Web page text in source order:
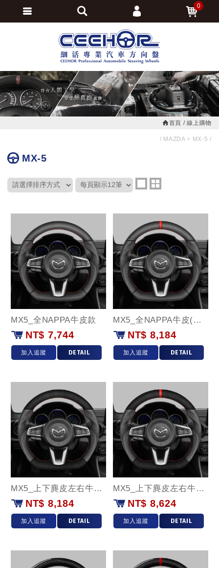
首頁 線上購物
MAZDA MX-5
MX-5
MX5_全NAPPA牛皮款
NT$ 7,744
加入追蹤 DETAIL
MX5_全NAPPA牛皮(紅環)款
NT$ 8,184
加入追蹤 DETAIL
MX5_上下麂皮左右牛皮款
NT$ 8,184
加入追蹤 DETAIL
MX5_上下麂皮左右牛皮(紅環)款
NT$ 8,624
加入追蹤 DETAIL
0
會員登入
會員註冊
訂單查詢
追蹤清單
繁體中文